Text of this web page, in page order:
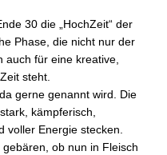
30 die „HochZeit“ der
Phase, die nicht nur der
auch für eine kreative,
steht.
gerne genannt wird. Die
kämpferisch,
voller Energie stecken.
gebären, ob nun in Fleisch